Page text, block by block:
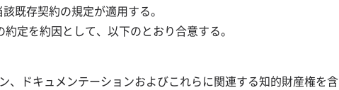
既存契約の規定が適用する。
定を約因として、以下のとおり合意する。
ドキュメンテーションおよびこれらに関連する知的財産権を